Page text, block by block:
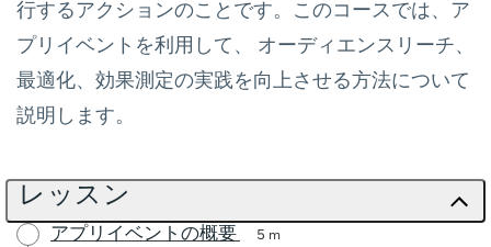
行するアクションのことです。このコースでは、ア
プリイベントを利用して、 オーディエンスリーチ、
最適化、効果測定の実践を向上させる方法について
説明します。
レッスン
アプリイベントの概要 5 m